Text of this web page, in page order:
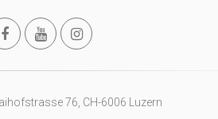
76, CH-6006 Luzern